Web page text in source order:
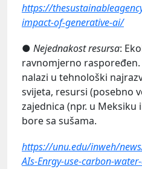
https://
impact-of-generative-ai/
● Nejednakost resursa:
ravnomjerno
nalazi u tehnološki
svijeta, resursi (posebno
zajednica (npr. u Meksiku
bore sa sušama.
https://unu.edu/inweh/
AIs-Enrgy-use-carbon-